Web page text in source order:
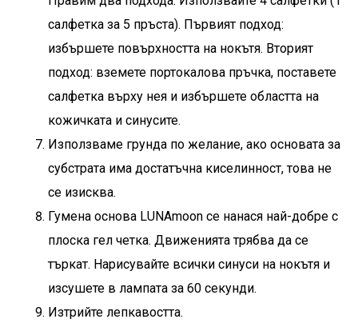
салфетка за 5 пръста). Първият подход:
избършете повърхността на нокътя. Вторият
подход: вземете портокалова пръчка, поставете
салфетка върху нея и избършете областта на
кожичката и синусите.
Използваме грунда по желание, ако основата за
субстрата има достатъчна киселинност, това не
се изисква.
Гумена основа LUNAmoon се нанася най-добре с
плоска гел четка. Движенията трябва да се
търкат. Нарисувайте всички синуси на нокътя и
изсушете в лампата за 60 секунди.
Изтрийте лепкавостта.